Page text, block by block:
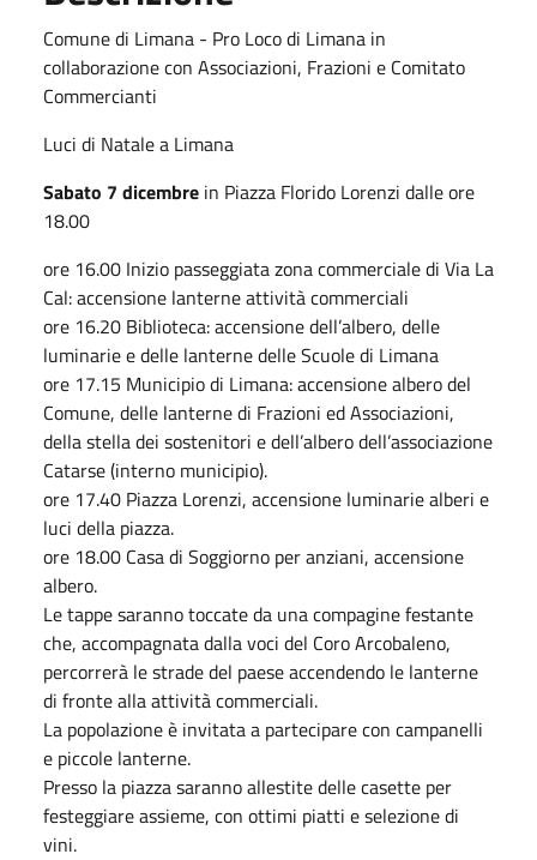
Comune di Limana - Pro Loco di Limana in
collaborazione con Associazioni, Frazioni e Comitato
Commercianti
Luci di Natale a Limana
Sabato 7 dicembre in Piazza Florido Lorenzi dalle ore
18.00
ore 16.00 Inizio passeggiata zona commerciale di Via La
Cal: accensione lanterne attività commerciali
ore 16.20 Biblioteca: accensione dell’albero, delle
luminarie e delle lanterne delle Scuole di Limana
ore 17.15 Municipio di Limana: accensione albero del
Comune, delle lanterne di Frazioni ed Associazioni,
della stella dei sostenitori e dell’albero dell’associazione
Catarse (interno municipio).
ore 17.40 Piazza Lorenzi, accensione luminarie alberi e
luci della piazza.
ore 18.00 Casa di Soggiorno per anziani, accensione
albero.
Le tappe saranno toccate da una compagine festante
che, accompagnata dalla voci del Coro Arcobaleno,
percorrerà le strade del paese accendendo le lanterne
di fronte alla attività commerciali.
La popolazione è invitata a partecipare con campanelli
e piccole lanterne.
Presso la piazza saranno allestite delle casette per
festeggiare assieme, con ottimi piatti e selezione di
vini.